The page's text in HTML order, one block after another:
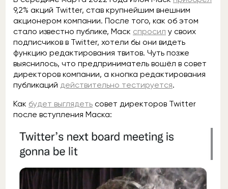
9,2% акций Twitter, став крупнейшим внешним
акционером компании. После того, как об этом
стало известно публике, Маск спросил у своих
подписчиков в Twitter, хотели бы они видеть
функцию редактирования твитов. Чуть позже
выяснилось, что предприниматель вошёл в совет
директоров компании, а кнопка редактирования
публикаций действительно тестируется.
Как будет выглядеть совет директоров Twitter
после вступления Маска: